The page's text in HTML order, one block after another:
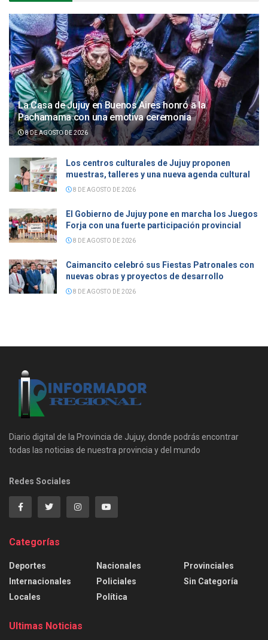
La Casa de Jujuy en Buenos Aires honró a la
Pachamama con una emotiva ceremonia
8 DE AGOSTO DE 2026
Los centros culturales de Jujuy proponen
muestras, talleres y una nueva agenda cultural
8 DE AGOSTO DE 2026
El Gobierno de Jujuy pone en marcha los Juegos
Forja con una fuerte participación provincial
8 DE AGOSTO DE 2026
Caimancito celebró sus Fiestas Patronales con
nuevas obras y proyectos de desarrollo
8 DE AGOSTO DE 2026
Diario digital de la Provincia de Jujuy, donde podrás encontrar
todas las noticias de nuestra provincia y del mundo
Redes Sociales
Categorías
Deportes
Internacionales
Locales
Nacionales
Policiales
Política
Provinciales
Sin Categoría
Ultimas Noticias